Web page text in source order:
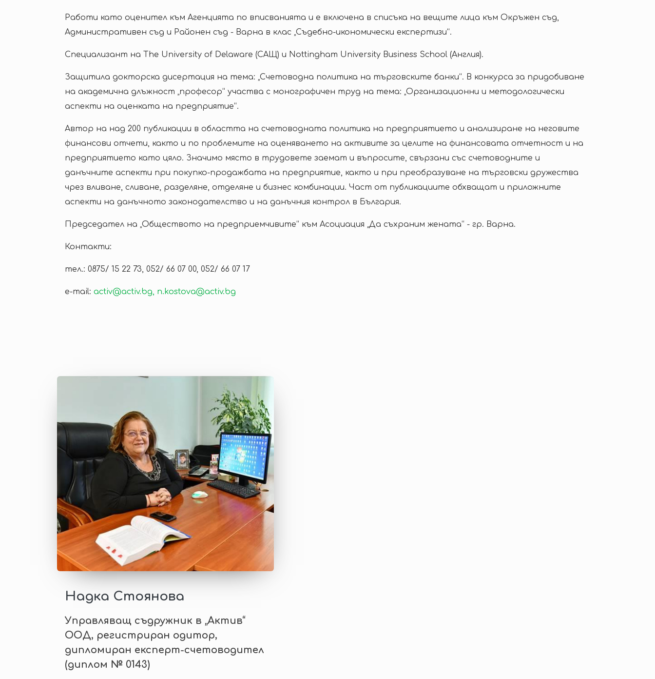
Работи като оценител към Агенцията по вписванията и е включена в списъка на вещите лица към Окръжен съд,
Административен съд и Районен съд - Варна в клас „Съдебно-икономически експертизи“.
Специализант на The University of Delaware (САЩ) и Nottingham University Business School (Англия).
Защитила докторска дисертация на тема: „Счетоводна политика на търговските банки“. В конкурса за придобиване
на академична длъжност „професор“ участва с монографичен труд на тема: „Организационни и методологически
аспекти на оценката на предприятие“.
Автор на над 200 публикации в областта на счетоводната политика на предприятието и анализиране на неговите
финансови отчети, както и по проблемите на оценяването на активите за целите на финансовата отчетност и на
предприятието като цяло. Значимо място в трудовете заемат и въпросите, свързани със счетоводните и
данъчните аспекти при покупко-продажбата на предприятие, както и при преобразуване на търговски дружества
чрез вливане, сливане, разделяне, отделяне и бизнес комбинации. Част от публикациите обхващат и приложните
аспекти на данъчното законодателство и на данъчния контрол в България.
Председател на „Обществото на предприемчивите“ към Асоциация „Да съхраним жената“ - гр. Варна.
Контакти:
тел.: 0875/ 15 22 73, 052/ 66 07 00, 052/ 66 07 17
e-mail: activ@activ.bg, n.kostova@activ.bg
Надка Стоянова
Управляващ съдружник в „Актив“
ООД, регистриран одитор,
дипломиран експерт-счетоводител
(диплом № 0143)